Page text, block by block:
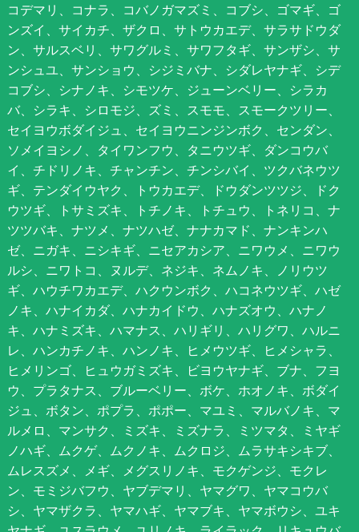
コデマリ、コナラ、コバノガマズミ、コブシ、ゴマギ、ゴ
ンズイ、サイカチ、ザクロ、サトウカエデ、サラサドウダ
ン、サルスベリ、サワグルミ、サワフタギ、サンザシ、サ
ンシュユ、サンショウ、シジミバナ、シダレヤナギ、シデ
コブシ、シナノキ、シモツケ、ジューンベリー、シラカ
バ、シラキ、シロモジ、ズミ、スモモ、スモークツリー、
セイヨウボダイジュ、セイヨウニンジンボク、センダン、
ソメイヨシノ、タイワンフウ、タニウツギ、ダンコウバ
イ、チドリノキ、チャンチン、チンシバイ、ツクバネウツ
ギ、テンダイウヤク、トウカエデ、ドウダンツツジ、ドク
ウツギ、トサミズキ、トチノキ、トチュウ、トネリコ、ナ
ツツバキ、ナツメ、ナツハゼ、ナナカマド、ナンキンハ
ゼ、ニガキ、ニシキギ、ニセアカシア、ニワウメ、ニワウ
ルシ、ニワトコ、ヌルデ、ネジキ、ネムノキ、ノリウツ
ギ、ハウチワカエデ、ハクウンボク、ハコネウツギ、ハゼ
ノキ、ハナイカダ、ハナカイドウ、ハナズオウ、ハナノ
キ、ハナミズキ、ハマナス、ハリギリ、ハリグワ、ハルニ
レ、ハンカチノキ、ハンノキ、ヒメウツギ、ヒメシャラ、
ヒメリンゴ、ヒュウガミズキ、ビヨウヤナギ、ブナ、フヨ
ウ、プラタナス、ブルーベリー、ボケ、ホオノキ、ボダイ
ジュ、ボタン、ポプラ、ポポー、マユミ、マルバノキ、マ
ルメロ、マンサク、ミズキ、ミズナラ、ミツマタ、ミヤギ
ノハギ、ムクゲ、ムクノキ、ムクロジ、ムラサキシキブ、
ムレスズメ、メギ、メグスリノキ、モクゲンジ、モクレ
ン、モミジバフウ、ヤブデマリ、ヤマグワ、ヤマコウバ
シ、ヤマザクラ、ヤマハギ、ヤマブキ、ヤマボウシ、ユキ